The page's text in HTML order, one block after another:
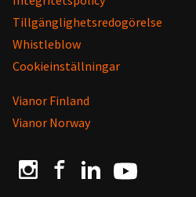
Tillgänglighetsredogörelse
Whistleblow
Cookieinställningar
Vianor Finland
Vianor Norway